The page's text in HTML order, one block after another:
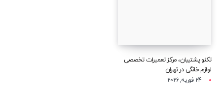
تکنو پشتیبان، مرکز تعمیرات تخصصی
لوازم خانگی در تهران
24 فوریه, 2026